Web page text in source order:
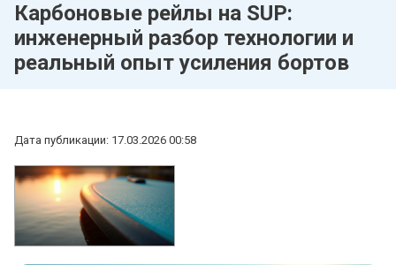
Карбоновые рейлы на SUP:
инженерный разбор технологии и
реальный опыт усиления бортов
Дата публикации: 17.03.2026 00:58